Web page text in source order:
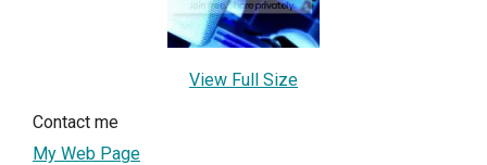
View Full Size
Contact me
My Web Page